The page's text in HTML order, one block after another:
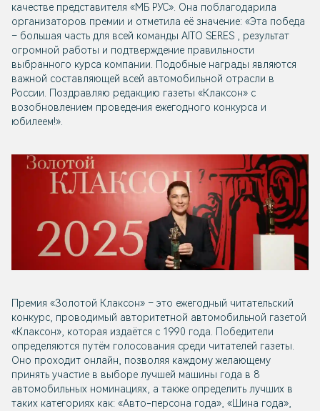
качестве представителя «МБ РУС». Она поблагодарила
организаторов премии и отметила её значение: «Эта победа
– большая часть для всей команды AITO SERES , результат
огромной работы и подтверждение правильности
выбранного курса компании. Подобные награды являются
важной составляющей всей автомобильной отрасли в
России. Поздравляю редакцию газеты «Клаксон» с
возобновлением проведения ежегодного конкурса и
юбилеем!».
Премия «Золотой Клаксон» – это ежегодный читательский
конкурс, проводимый авторитетной автомобильной газетой
«Клаксон», которая издаётся с 1990 года. Победители
определяются путём голосования среди читателей газеты.
Оно проходит онлайн, позволяя каждому желающему
принять участие в выборе лучшей машины года в 8
автомобильных номинациях, а также определить лучших в
таких категориях как: «Авто-персона года», «Шина года»,